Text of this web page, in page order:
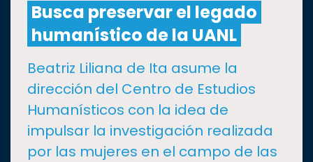
CULTURA
I+D+IEXPERTOS
SALUD
Busca preservar el legado
humanístico de la UANL
Beatriz Liliana de Ita asume la
dirección del Centro de Estudios
Humanísticos con la idea de
impulsar la investigación realizada
por las mujeres en el campo de las